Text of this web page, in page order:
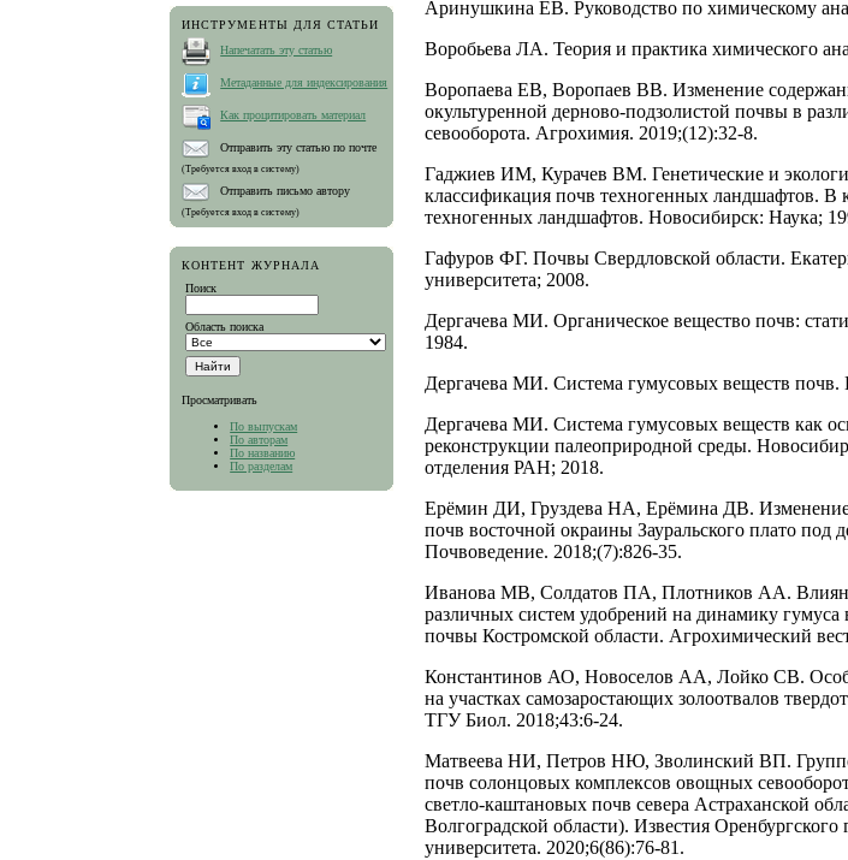
ИНСТРУМЕНТЫ ДЛЯ СТАТЬИ
Напечатать эту статью
Метаданные для индексирования
Как процитировать материал
Отправить эту статью по почте
(Требуется вход в систему)
Отправить письмо автору
(Требуется вход в систему)
КОНТЕНТ ЖУРНАЛА
Поиск
Область поиска
Просматривать
По выпускам
По авторам
По названию
По разделам
Аринушкина ЕВ. Руководство по химическому
Воробьева ЛА. Теория и практика химического
Воропаева ЕВ, Воропаев ВВ. Изменение
окультуренной дерново-подзолистой почвы в
севооборота. Агрохимия. 2019;(12):32-8.
Гаджиев ИМ, Курачев ВМ. Генетические и
классификация почв техногенных ландшафтов. В
техногенных ландшафтов. Новосибирск: Наука;
Гафуров ФГ. Почвы Свердловской области.
университета; 2008.
Дергачева МИ. Органическое вещество почв:
1984.
Дергачева МИ. Система гумусовых веществ почв.
Дергачева МИ. Система гумусовых веществ как
реконструкции палеоприродной среды.
отделения РАН; 2018.
Ерёмин ДИ, Груздева НА, Ерёмина ДВ. Изменение
почв восточной окраины Зауральского плато под
Почвоведение. 2018;(7):826-35.
Иванова МВ, Солдатов ПА, Плотников АА.
различных систем удобрений на динамику гумуса
почвы Костромской области. Агрохимический
Константинов АО, Новоселов АА, Лойко СВ.
на участках самозаростающих золоотвалов
ТГУ Биол. 2018;43:6-24.
Матвеева НИ, Петров НЮ, Зволинский ВП.
почв солонцовых комплексов овощных
светло-каштановых почв севера Астраханской
Волгоградской области). Известия Оренбургского
университета. 2020;6(86):76-81.